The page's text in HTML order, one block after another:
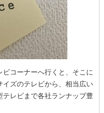
コーナーへ行くと、そこに
ズのテレビから、相当広い
テレビまで各社ランナップ豊